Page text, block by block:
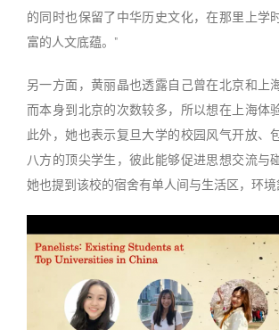
的同时也保留了中华历史文化，在那里上学
富的人文底蕴。”
另一方面，黄丽晶也透露自己曾在北京和上
而本身到北京的次数较多，所以想在上海体
此外，她也表示复旦大学的校园风气开放、
八方的顶尖学生，彼此能够促进思想交流与
她也提到该校的宿舍有单人间与生活区，环境